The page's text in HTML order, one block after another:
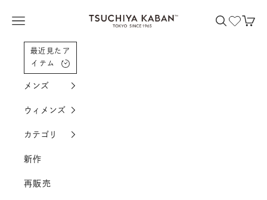
土屋鞄製造所
メニューを開く 検索を開く
カー
最近見たア
イテム
メンズ
ウィメンズ
カテゴリ
新作
再販売